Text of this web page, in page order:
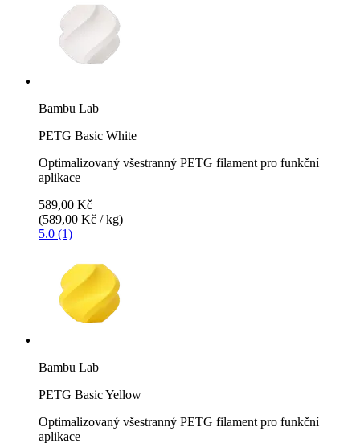
Bambu Lab
PETG Basic White
Optimalizovaný všestranný PETG filament pro funkční
aplikace
589,00 Kč
(589,00 Kč / kg)
5.0 (1)
Bambu Lab
PETG Basic Yellow
Optimalizovaný všestranný PETG filament pro funkční
aplikace